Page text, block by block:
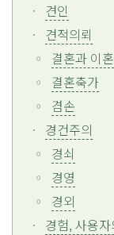
견인
견적의뢰
결혼과 이혼
결혼축가
겸손
경건주의
경쇠
경영
경외
경험, 사용